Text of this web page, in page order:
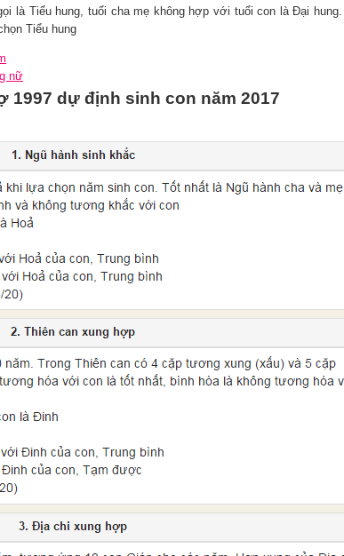
là Tiểu hung, tuổi cha mẹ không hợp với tuổi con là Đại hung.
Tiểu hung
nữ
1997 dự định sinh con năm 2017